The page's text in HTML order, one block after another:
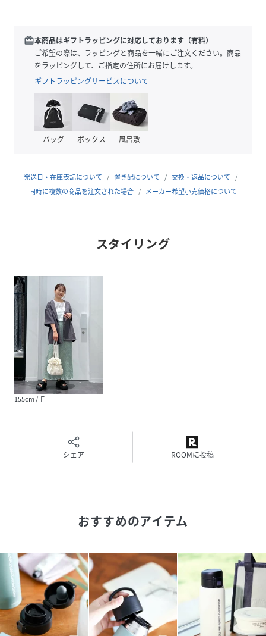
ブランド品番：876155
楽天品番：AH0171
・ワンタッチポータブルタンブラー[500ml]
ブランド品番：876156
楽天品番：AH1772
・ワンタッチポータブルタンブラー[750ml]
▼キャップのスペアはこちら
▼持ち運びに便利なハンドルタイプ(交換用)はこちら
▼専用のボトルホルダーはこちら
ブランド品番：113692
楽天品番：MA0041
性別タイプ
素材 パッキン:シリコーンゴム
redeem本商品はギフトラッピングに対応しております（有料）
ご希望の際は、ラッピングと商品を一緒にご注文ください。商品
をラッピングして、ご指定の住所にお届けします。
ギフトラッピングサービスについて
バッグ ボックス 風呂敷
発送日・在庫表記について 置き配について
交換・返品について
同時に複数の商品を注文された場合
メーカー希望小売価格について
スタイリング
155cm / Ｆ
シェア ROOMに投稿
おすすめのアイテム